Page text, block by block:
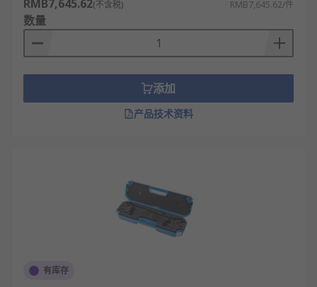
RMB7,645.62(不含税) RMB7,645.62/件
数量
添加
产品技术资料
有库存